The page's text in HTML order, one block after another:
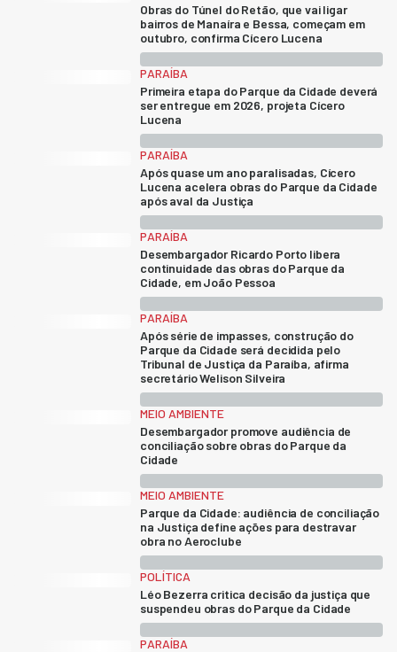
Obras do Túnel do Retão, que vai ligar
bairros de Manaíra e Bessa, começam em
outubro, confirma Cícero Lucena
PARAÍBA
Primeira etapa do Parque da Cidade deverá
ser entregue em 2026, projeta Cícero
Lucena
PARAÍBA
Após quase um ano paralisadas, Cícero
Lucena acelera obras do Parque da Cidade
após aval da Justiça
PARAÍBA
Desembargador Ricardo Porto libera
continuidade das obras do Parque da
Cidade, em João Pessoa
PARAÍBA
Após série de impasses, construção do
Parque da Cidade será decidida pelo
Tribunal de Justiça da Paraíba, afirma
secretário Welison Silveira
MEIO AMBIENTE
Desembargador promove audiência de
conciliação sobre obras do Parque da
Cidade
MEIO AMBIENTE
Parque da Cidade: audiência de conciliação
na Justiça define ações para destravar
obra no Aeroclube
POLÍTICA
Léo Bezerra critica decisão da justiça que
suspendeu obras do Parque da Cidade
PARAÍBA